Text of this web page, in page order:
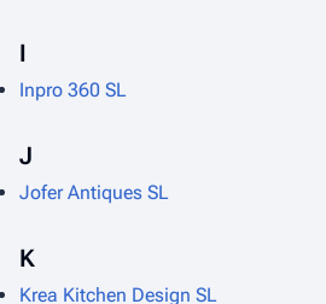
I
Inpro 360 SL
J
Jofer Antiques SL
K
Krea Kitchen Design SL